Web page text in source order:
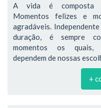
A vida é composta
Momentos felizes e
agradáveis.
duração, é sempre
momentos os quais,
dependem de nossas
+